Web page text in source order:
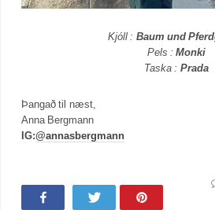
Kjóll : Baum und
Pels : Monki
Taska : Prada
Þangað til næst,
Anna Bergmann
IG:@annasbergmann
Tweet